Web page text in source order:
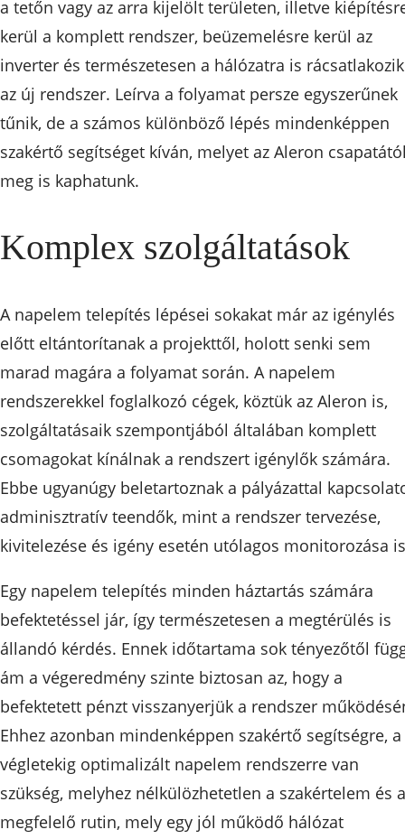
a tetőn vagy az arra kijelölt területen, illetve
kerül a komplett rendszer, beüzemelésre kerül az
inverter és természetesen a hálózatra is rácsatlakozik
az új rendszer. Leírva a folyamat persze egyszerűnek
tűnik, de a számos különböző lépés mindenképpen
szakértő segítséget kíván, melyet az Aleron
meg is kaphatunk.
Komplex szolgáltatások
A napelem telepítés lépései sokakat már az igénylés
előtt eltántorítanak a projekttől, holott senki sem
marad magára a folyamat során. A napelem
rendszerekkel foglalkozó cégek, köztük az Aleron is,
szolgáltatásaik szempontjából általában komplett
csomagokat kínálnak a rendszert igénylők számára.
Ebbe ugyanúgy beletartoznak a pályázattal
adminisztratív teendők, mint a rendszer tervezése,
kivitelezése és igény esetén utólagos monitorozása
Egy napelem telepítés minden háztartás számára
befektetéssel jár, így természetesen a megtérülés is
állandó kérdés. Ennek időtartama sok tényezőtől
ám a végeredmény szinte biztosan az, hogy a
befektetett pénzt visszanyerjük a rendszer
Ehhez azonban mindenképpen szakértő segítségre, a
végletekig optimalizált napelem rendszerre van
szükség, melyhez nélkülözhetetlen a szakértelem és a
megfelelő rutin, mely egy jól működő hálózat